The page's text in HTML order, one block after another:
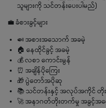
သူများကို သင်တန်းပေးပါမည်)
💼 ခံစားခွင့်များ
🍛 အစားအသောက် အခမဲ့
🏠 နေထိုင်ခွင့် အခမဲ့
💰 လစာ ကောင်းမွန်
⏰ အချိန်ပိုကြေး
🎁 ပွဲတော်အပိုဆု
📚 သင်တန်းနှင့် အလုပ်အကိုင် တို
🚀 အနာဂတ်တိုးတက်မှု အခွင့်အရေး